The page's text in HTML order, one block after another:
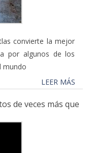
convierte la mejor
por algunos de los
mundo
LEER MÁS
de veces más que